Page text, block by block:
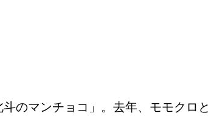
のマンチョコ」。去年、モモクロと